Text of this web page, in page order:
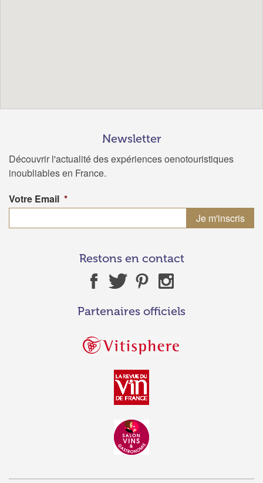
Newsletter
Découvrir l'actualité des expériences oenotouristiques
inoubliables en France.
Votre Email *
Restons en contact
Partenaires officiels